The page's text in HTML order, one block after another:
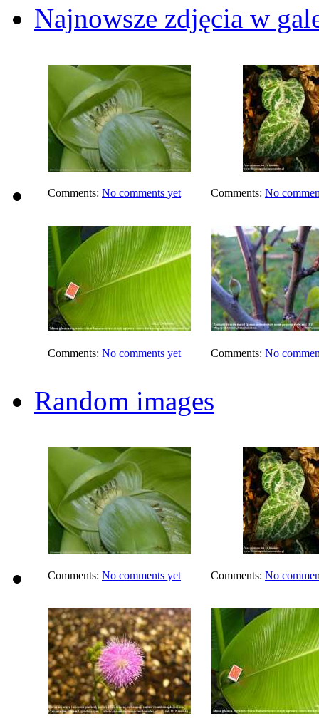
Najnowsze zdjęcia w
Comments: No comments yet Comments: No
Comments: No comments yet Comments: No
Random images
Comments: No comments yet Comments: No